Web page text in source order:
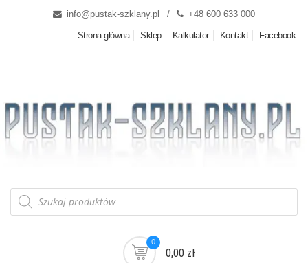
info@pustak-szklany.pl +48 600 633 000
Strona główna Sklep Kalkulator Kontakt Facebook
0
0,00 zł